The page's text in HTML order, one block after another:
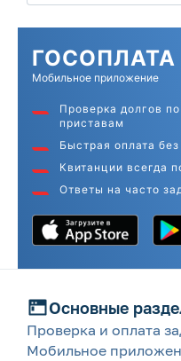
ГОСОПЛАТА
Мобильное приложение
Проверка долгов
приставам
Быстрая оплата
Квитанции всегда
Ответы на часто
Основные
Проверка и оплата
Мобильное